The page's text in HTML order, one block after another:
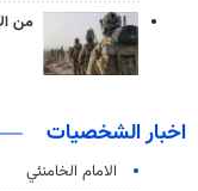
من
اخبار الشخصيات
الامام الخامنئي